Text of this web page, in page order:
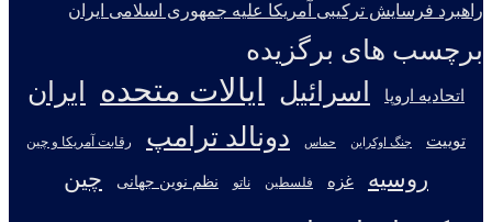
راهبرد فرسایش ترکیبی آمریکا علیه جمهوری اسلامی ایران
برچسب های برگزیده
اتحادیه اروپا اسرائیل ایالات متحده ایران
توییت جنگ اوکراین حماس دونالد ترامپ رقابت آمریکا و چین
روسیه غزه فلسطین ناتو نظم نوین جهانی چین